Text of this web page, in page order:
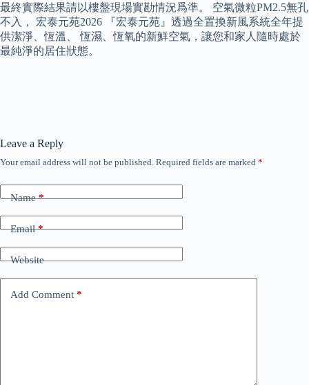
最終實際結果請以樓盤現場實勘情況爲準。 空氣微粒PM2.5無孔
不入， 宏泰元苑2026 『宏泰元苑』透過全置換新風系統全年提
供潔淨、恆溫、 恆濕、恆氧的新鮮空氣，讓您和家人隨時處於
最純淨的居住狀態。
Leave a Reply
Your email address will not be published. Required fields are marked *
Name*
Email*
Website
Add Comment *